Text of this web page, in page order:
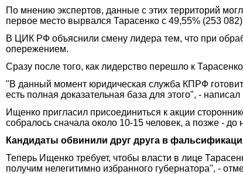
По мнению экспертов, данные с этих территорий
первое место вырвался Тарасенко с 49,55% (253
В ЦИК РФ объяснили смену лидера тем, что при
опережением.
Сразу после того, как лидерство перешло к
"В данный момент юридическая служба КПРФ готовит
есть полная доказательная база для этого", -
Ищенко пригласил присоединиться к акции
собралось сначала около 10-15 человек, а позже - до
Кандидаты обвинили друг друга в
Теперь Ищенко требует, чтобы власти в лице
получим нелегитимно избранного губернатора", -